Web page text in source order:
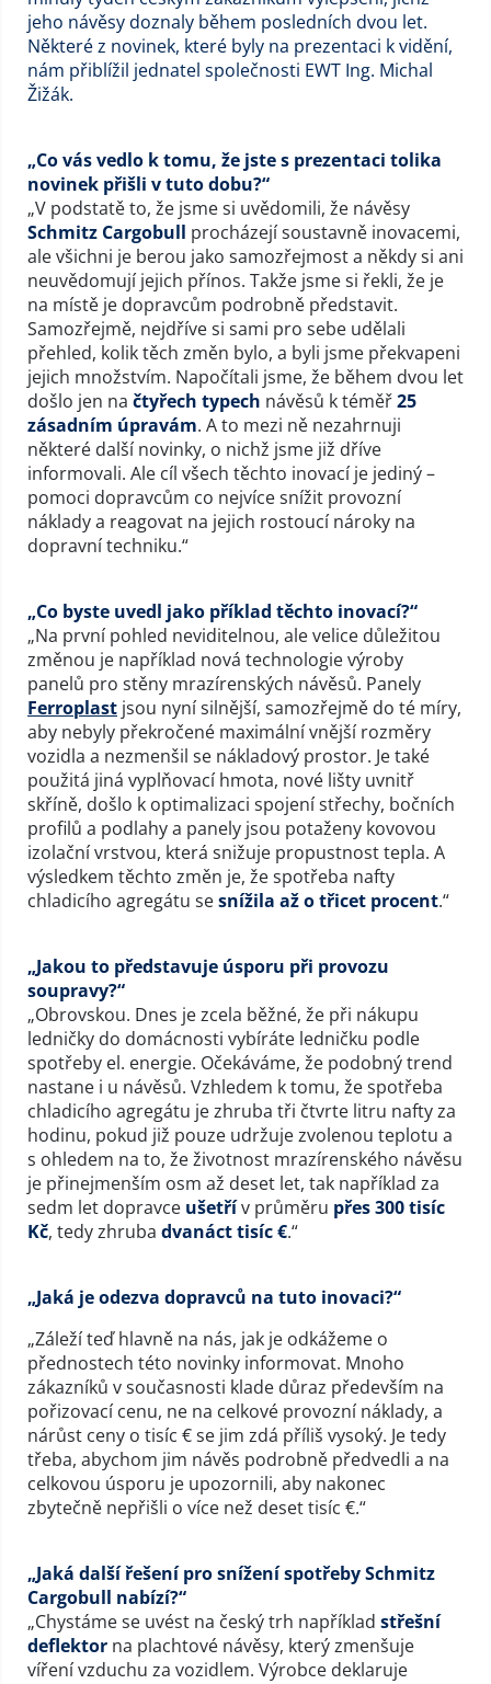
jeho návěsy doznaly během posledních dvou let.
Některé z novinek, které byly na prezentaci k vidění,
nám přiblížil jednatel společnosti EWT Ing. Michal
Žižák.
„Co vás vedlo k tomu, že jste s prezentaci tolika
novinek přišli v tuto dobu?“
„V podstatě to, že jsme si uvědomili, že návěsy
Schmitz Cargobull procházejí soustavně inovacemi,
ale všichni je berou jako samozřejmost a někdy si ani
neuvědomují jejich přínos. Takže jsme si řekli, že je
na místě je dopravcům podrobně představit.
Samozřejmě, nejdříve si sami pro sebe udělali
přehled, kolik těch změn bylo, a byli jsme překvapeni
jejich množstvím. Napočítali jsme, že během dvou let
došlo jen na čtyřech typech návěsů k téměř25
zásadním úpravám. A to mezi ně nezahrnuji
některé další novinky, o nichž jsme již dříve
informovali. Ale cíl všech těchto inovací je jediný –
pomoci dopravcům co nejvíce snížit provozní
náklady a reagovat na jejich rostoucí nároky na
dopravní techniku.“
„Co byste uvedl jako příklad těchto inovací?“
„Na první pohled neviditelnou, ale velice důležitou
změnou je například nová technologie výroby
panelů pro stěny mrazírenských návěsů. Panely
Ferroplast jsou nyní silnější, samozřejmě do té míry,
aby nebyly překročené maximální vnější rozměry
vozidla a nezmenšil se nákladový prostor. Je také
použitá jiná vyplňovací hmota, nové lišty uvnitř
skříně, došlo k optimalizaci spojení střechy, bočních
profilů a podlahy a panely jsou potaženy kovovou
izolační vrstvou, která snižuje propustnost tepla. A
výsledkem těchto změn je, že spotřeba nafty
chladicího agregátu sesnížila až o třicet procent.“
„Jakou to představuje úsporu při provozu
soupravy?“
„Obrovskou. Dnes je zcela běžné, že při nákupu
ledničky do domácnosti vybíráte ledničku podle
spotřeby el. energie. Očekáváme, že podobný trend
nastane i u návěsů. Vzhledem k tomu, že spotřeba
chladicího agregátu je zhruba tři čtvrte litru nafty za
hodinu, pokud již pouze udržuje zvolenou teplotu a
s ohledem na to, že životnost mrazírenského návěsu
je přinejmenším osm až deset let, tak například za
sedm let dopravce ušetřív průměru přes 300 tisíc
Kč, tedy zhruba dvanáct tisíc €.“
„Jaká je odezva dopravců na tuto inovaci?“
„Záleží teď hlavně na nás, jak je odkážeme o
přednostech této novinky informovat. Mnoho
zákazníků v současnosti klade důraz především na
pořizovací cenu, ne na celkové provozní náklady, a
nárůst ceny o tisíc € se jim zdá příliš vysoký. Je tedy
třeba, abychom jim návěs podrobně předvedli a na
celkovou úsporu je upozornili, aby nakonec
zbytečně nepřišli o více než deset tisíc €.“
„Jaká další řešení pro snížení spotřeby Schmitz
Cargobull nabízí?“
„Chystáme se uvést na český trh například střešní
deflektor na plachtové návěsy, který zmenšuje
víření vzduchu za vozidlem. Výrobce deklaruje